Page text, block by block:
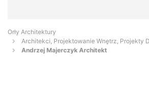
Orły Architektury
Architekci, Projektowanie Wnętrz, Projekty
Andrzej Majerczyk Architekt